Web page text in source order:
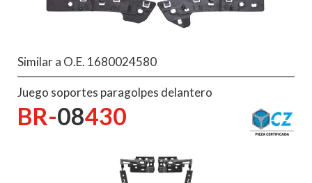
Similar a O.E. 1680024580
Juego soportes paragolpes delantero
BR-08430